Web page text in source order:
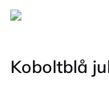
Koboltblå